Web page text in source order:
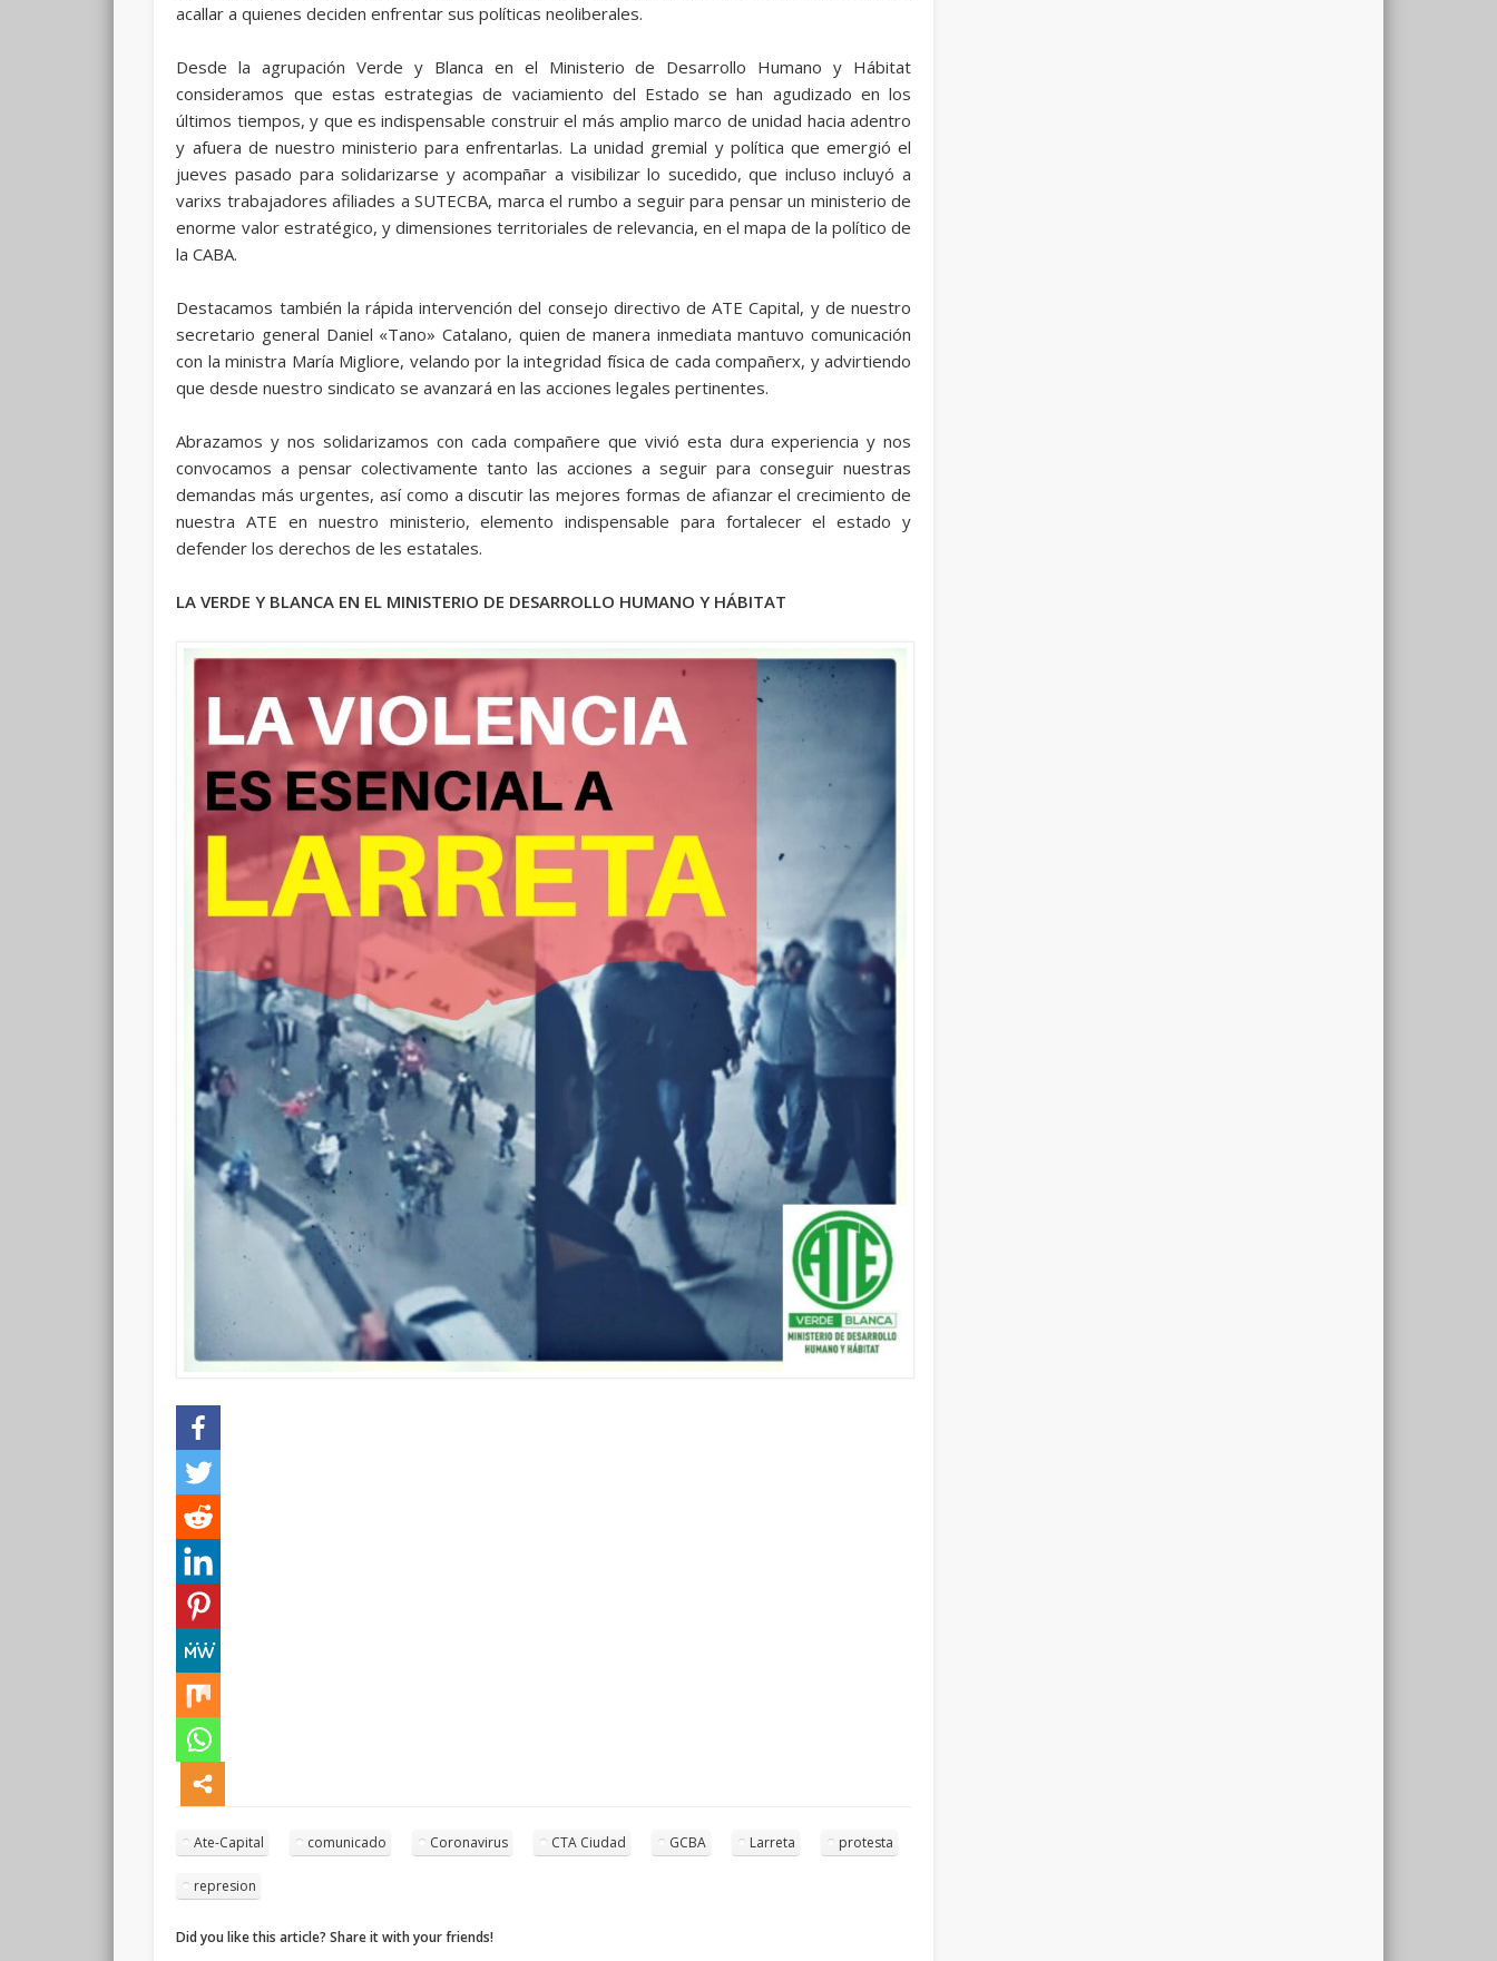
acallar a quienes deciden enfrentar sus políticas neoliberales.
Desde la agrupación Verde y Blanca en el Ministerio de Desarrollo Humano y Hábitat
consideramos que estas estrategias de vaciamiento del Estado se han agudizado en los
últimos tiempos, y que es indispensable construir el más amplio marco de unidad hacia adentro
y afuera de nuestro ministerio para enfrentarlas. La unidad gremial y política que emergió el
jueves pasado para solidarizarse y acompañar a visibilizar lo sucedido, que incluso incluyó a
varixs trabajadores afiliades a SUTECBA, marca el rumbo a seguir para pensar un ministerio de
enorme valor estratégico, y dimensiones territoriales de relevancia, en el mapa de la político de
la CABA.
Destacamos también la rápida intervención del consejo directivo de ATE Capital, y de nuestro
secretario general Daniel «Tano» Catalano, quien de manera inmediata mantuvo comunicación
con la ministra María Migliore, velando por la integridad física de cada compañerx, y advirtiendo
que desde nuestro sindicato se avanzará en las acciones legales pertinentes.
Abrazamos y nos solidarizamos con cada compañere que vivió esta dura experiencia y nos
convocamos a pensar colectivamente tanto las acciones a seguir para conseguir nuestras
demandas más urgentes, así como a discutir las mejores formas de afianzar el crecimiento de
nuestra ATE en nuestro ministerio, elemento indispensable para fortalecer el estado y
defender los derechos de les estatales.
LA VERDE Y BLANCA EN EL MINISTERIO DE DESARROLLO HUMANO Y HÁBITAT
Ate-Capital comunicado Coronavirus CTA Ciudad GCBA Larreta protesta
represion
Did you like this article? Share it with your friends!